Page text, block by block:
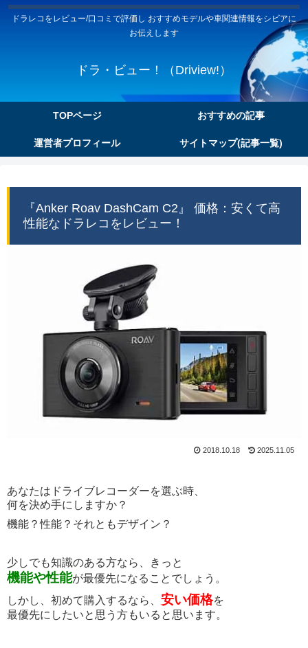
ドラレコをレビュー/口コミで評価し おすすめモデルや車関連情報をシビアに
お伝えします
ドラ・ビュー！（Driview!）
TOPページ おすすめの記事
運営者プロフィール サイトマップ(記事一覧)
『Anker Roav DashCam C2』 価格：安くて高
性能なドラレコをレビュー！
2018.10.18 2025.11.05
あなたはドライブレコーダーを選ぶ時、
何を決め手にしますか？
機能？性能？それともデザイン？
少しでも知識のある方なら、きっと
機能や性能が最優先になることでしょう。
しかし、初めて購入するなら、 安い価格を
最優先にしたいと思う方もいると思います。